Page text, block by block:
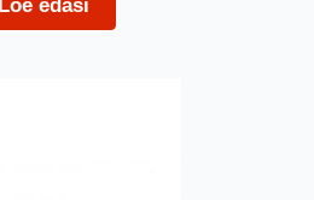
Loe edasi